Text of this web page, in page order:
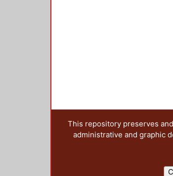
This repository preserves
administrative and graphic